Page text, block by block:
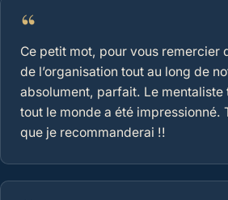
“
Ce petit mot, pour vous remercier
de l’organisation tout au long de
absolument, parfait. Le mentaliste
tout le monde a été impressionné.
que je recommanderai !!